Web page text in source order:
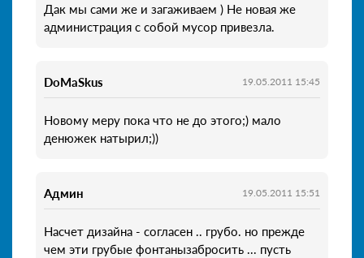
Дак мы сами же и загаживаем ) Не новая же
администрация с собой мусор привезла.
DoMaSkus 19.05.2011 15:45
Новому меру пока что не до этого;) мало
денюжек натырил;))
Админ 19.05.2011 15:51
Насчет дизайна - согласен .. грубо. но прежде
чем эти грубые фонтанызабросить ... пусть